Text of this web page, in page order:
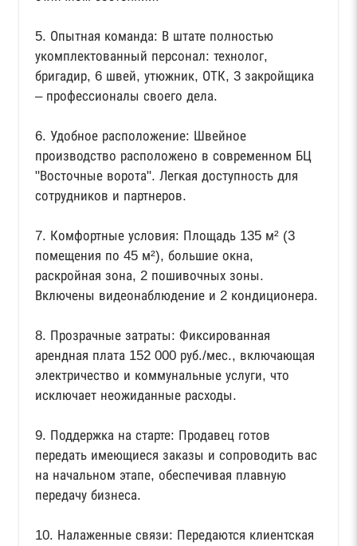
5. Опытная команда: В штате полностью
укомплектованный персонал: технолог,
бригадир, 6 швей, утюжник, ОТК, 3 закройщика
– профессионалы своего дела.
6. Удобное расположение: Швейное
производство расположено в современном БЦ
"Восточные ворота". Легкая доступность для
сотрудников и партнеров.
7. Комфортные условия: Площадь 135 м² (3
помещения по 45 м²), большие окна,
раскройная зона, 2 пошивочных зоны.
Включены видеонаблюдение и 2 кондиционера.
8. Прозрачные затраты: Фиксированная
арендная плата 152 000 руб./мес., включающая
электричество и коммунальные услуги, что
исключает неожиданные расходы.
9. Поддержка на старте: Продавец готов
передать имеющиеся заказы и сопроводить вас
на начальном этапе, обеспечивая плавную
передачу бизнеса.
10. Налаженные связи: Передаются клиентская